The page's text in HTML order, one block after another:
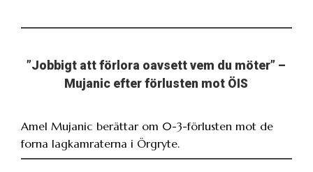
”Jobbigt att förlora oavsett vem du möter” –
Mujanic efter förlusten mot ÖIS
Amel Mujanic berättar om 0-3-förlusten mot de
forna lagkamraterna i Örgryte.